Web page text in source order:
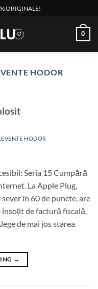
ORIGINALE!
0
HODOR
HODOR
Seria 15 Cumpără
La Apple Plug,
în 60 de puncte, are
de factură fiscală,
de mai jos starea
→